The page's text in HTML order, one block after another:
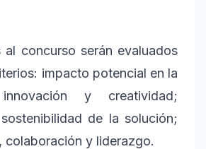
al concurso serán evaluados
impacto potencial en la
y creatividad;
de la solución;
colaboración y liderazgo.